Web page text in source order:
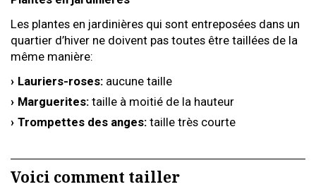
Les plantes en jardinières qui sont entreposées dans un
quartier d’hiver ne doivent pas toutes être taillées de la
même manière:
Lauriers-roses: aucune taille
Marguerites: taille à moitié de la hauteur
Trompettes des anges: taille très courte
Voici comment tailler